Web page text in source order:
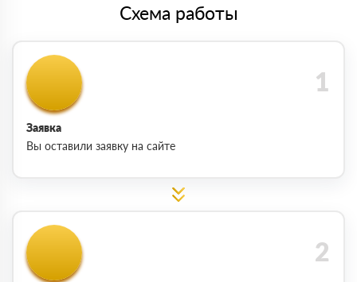
Схема работы
Заявка
Вы оставили заявку на сайте